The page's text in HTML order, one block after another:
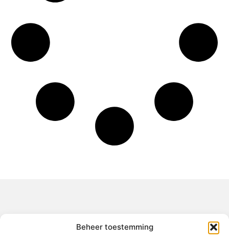
Beheer toestemming
Jouw gids voor inspiratie en tips uit het dagelijks leven.
Ontdek een brede verzameling blogs en artikelen die je helpen